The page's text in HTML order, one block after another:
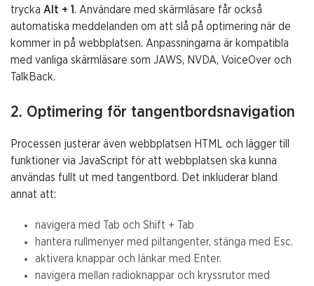
trycka Alt + 1. Användare med skärmläsare får också
automatiska meddelanden om att slå på optimering när de
kommer in på webbplatsen. Anpassningarna är kompatibla
med vanliga skärmläsare som JAWS, NVDA, VoiceOver och
TalkBack.
2. Optimering för tangentbordsnavigation
Processen justerar även webbplatsen HTML och lägger till
funktioner via JavaScript för att webbplatsen ska kunna
användas fullt ut med tangentbord. Det inkluderar bland
annat att:
navigera med Tab och Shift + Tab
hantera rullmenyer med piltangenter, stänga med Esc.
aktivera knappar och länkar med Enter.
navigera mellan radioknappar och kryssrutor med